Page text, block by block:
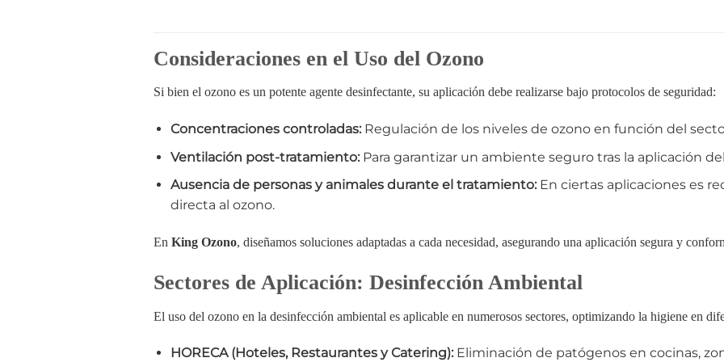
Consideraciones en el Uso del Ozono
Si bien el ozono es un potente agente desinfectante, su aplicación debe realizarse bajo protocolos de seguridad:
Concentraciones controladas:Regulación de los niveles de ozono en función del
Ventilación post-tratamiento:Para garantizar un ambiente seguro tras la aplicación
Ausencia de personas y animales durante el tratamiento:En ciertas aplicaciones es
directa al ozono.
En King Ozono, diseñamos soluciones adaptadas a cada necesidad, asegurando una aplicación segura y
Sectores de Aplicación: Desinfección Ambiental
El uso del ozono en la desinfección ambiental es aplicable en numerosos sectores, optimizando la higiene en
HORECA (Hoteles, Restaurantes y Catering):Eliminación de patógenos en cocinas,